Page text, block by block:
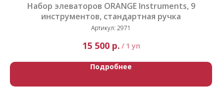
Набор элеваторов ORANGE Instruments, 9
инструментов, стандартная ручка
Артикул: 2971
15 500 р. / 1 уп
Подробнее